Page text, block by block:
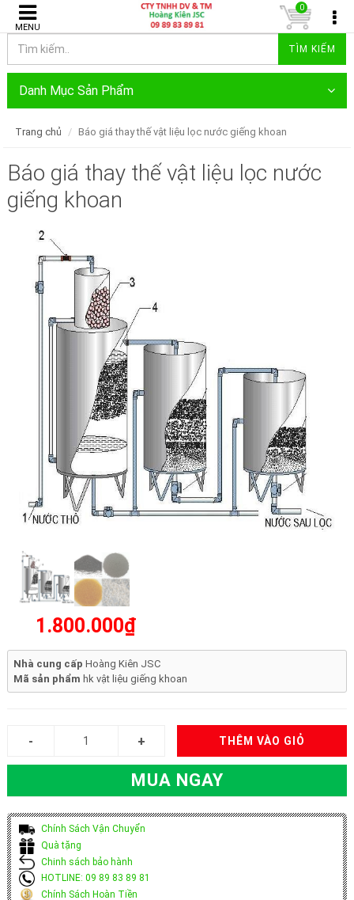
MENU
TÌM KIẾM
0
Danh Mục Sản Phẩm
Trang chủ Báo giá thay thế vật liệu lọc nước giếng khoan
Báo giá thay thế vật liệu lọc nước
giếng khoan
1.800.000₫
Nhà cung cấp Hoàng Kiên JSC
Mã sản phẩm hk vật liệu giếng khoan
THÊM VÀO GIỎ
MUA NGAY
Chính Sách Vận Chuyển
Quà tặng
Chinh sách bảo hành
HOTLINE: 09 89 83 89 81
Chính Sách Hoàn Tiền